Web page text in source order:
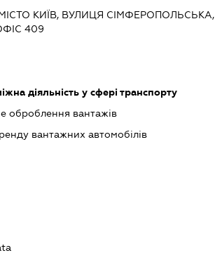
МІСТО КИЇВ, ВУЛИЦЯ СІМФЕРОПОЛЬСЬКА,
409
діяльність у сфері транспорту
оброблення вантажів
вантажних автомобілів